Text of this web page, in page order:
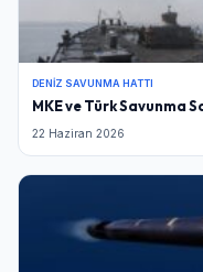
DENIZ SAVUNMA HATTI
MKE ve Türk Savunma
22 Haziran 2026